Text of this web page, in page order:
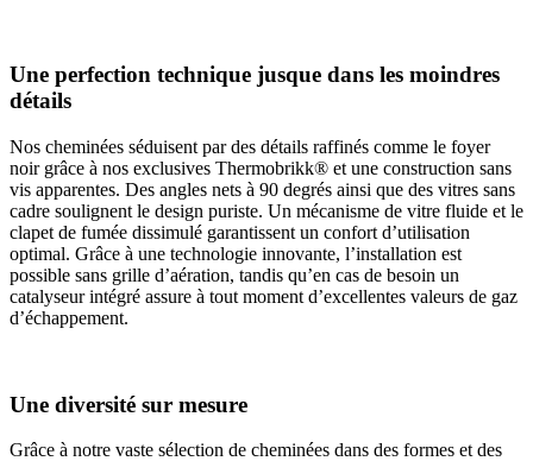
Une perfection technique jusque dans les moindres
détails
Nos cheminées séduisent par des détails raffinés comme le foyer
noir grâce à nos exclusives Thermobrikk® et une construction sans
vis apparentes. Des angles nets à 90 degrés ainsi que des vitres sans
cadre soulignent le design puriste. Un mécanisme de vitre fluide et le
clapet de fumée dissimulé garantissent un confort d’utilisation
optimal. Grâce à une technologie innovante, l’installation est
possible sans grille d’aération, tandis qu’en cas de besoin un
catalyseur intégré assure à tout moment d’excellentes valeurs de gaz
d’échappement.
Une diversité sur mesure
Grâce à notre vaste sélection de cheminées dans des formes et des